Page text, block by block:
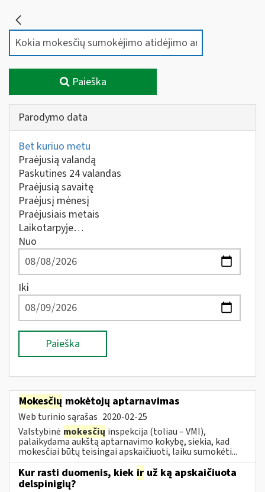
Paieška
Parodymo data
Bet kuriuo metu
Praėjusią valandą
Paskutines 24 valandas
Praėjusią savaitę
Praėjusį mėnesį
Praėjusiais metais
Laikotarpyje…
Nuo
Iki
Paieška
Mokesčių mokėtojų aptarnavimas
Web turinio sąrašas 2020-02-25
Valstybinė mokesčių inspekcija (toliau – VMI),
palaikydama aukštą aptarnavimo kokybę, siekia, kad
mokesčiai būtų teisingai apskaičiuoti, laiku sumokėti...
Kur rasti duomenis, kiek ir už ką apskaičiuota
delspinigių?